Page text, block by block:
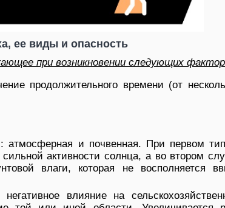
ее виды и опасность
при возникновении следующих
продолжительного времени (от
атмосферная и почвенная. При первом
активности солнца, а во втором
влаги, которая не восполняется
влияние на